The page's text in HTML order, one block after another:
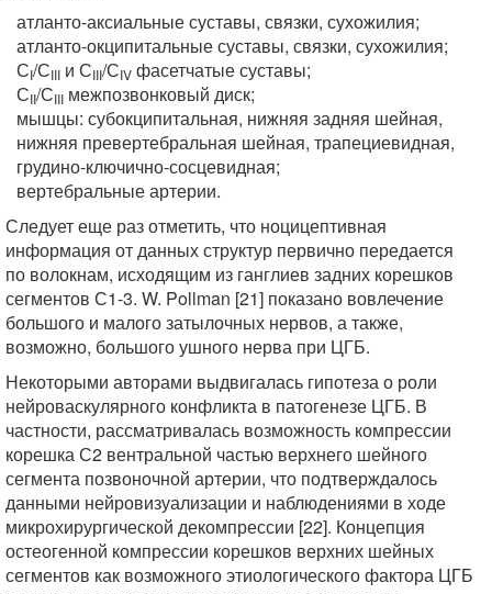
атланто-аксиальные суставы, связки, сухожилия;
атланто-окципитальные суставы, связки, сухожилия;
СI/СIII и СIII/СIV фасетчатые суставы;
СII/СIII межпозвонковый диск;
мышцы: субокципитальная, нижняя задняя шейная,
нижняя превертебральная шейная, трапециевидная,
грудино-ключично-сосцевидная;
вертебральные артерии.
Следует еще раз отметить, что ноцицептивная
информация от данных структур первично передается
по волокнам, исходящим из ганглиев задних корешков
сегментов С1-3. W. Pollman [21] показано вовлечение
большого и малого затылочных нервов, а также,
возможно, большого ушного нерва при ЦГБ.
Некоторыми авторами выдвигалась гипотеза о роли
нейроваскулярного конфликта в патогенезе ЦГБ. В
частности, рассматривалась возможность компрессии
корешка С2 вентральной частью верхнего шейного
сегмента позвоночной артерии, что подтверждалось
данными нейровизуализации и наблюдениями в ходе
микрохирургической декомпрессии [22]. Концепция
остеогенной компрессии корешков верхних шейных
сегментов как возможного этиологического фактора ЦГБ